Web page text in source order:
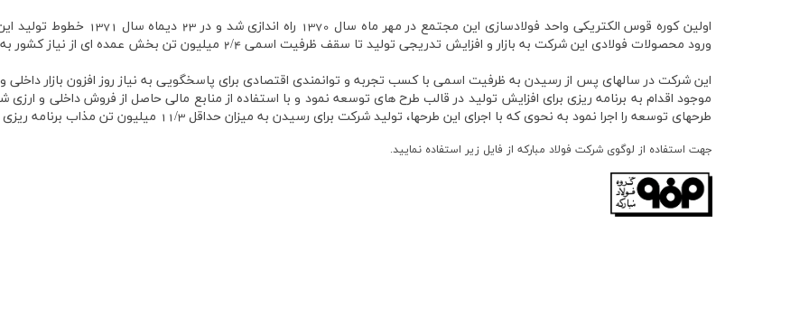
اولين كوره قوس الكتريكي واحد فولادسازي اين مجتمع در مهر ماه سال 1370 راه اندازي شد و در 23 ديماه سال 1371 خطوط توليد
ورود محصولات فولادي اين شركت به بازار و افزايش تدريجي توليد تا سقف ظرفيت اسمي 2/4 ميليون تن بخش عمده اي از نياز كشور به
اين شركت در سالهاي پس از رسيدن به ظرفيت اسمي با كسب تجربه و توانمندي اقتصادي براي پاسخگويي به نياز روز افزون بازار داخلي
موجود اقدام به برنامه ريزي براي افزايش توليد در قالب طرح هاي توسعه نمود و با استفاده از منابع مالي حاصل از فروش داخلي و ارزي
طرحهاي توسعه را اجرا نمود به نحوي که با اجراي اين طرح­ها، توليد شرکت براي رسيدن به ميزان حداقل 11/3 ميليون تن مذاب برنامه
جهت استفاده از لوگوی شرکت فولاد مبارکه از فایل‌ زیر استفاده نمایید.